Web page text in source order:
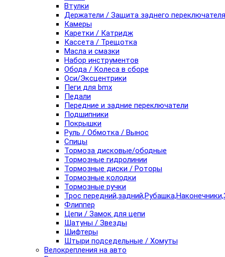
Втулки
Держатели / Защита заднего переключателя
Камеры
Каретки / Катридж
Кассета / Трещотка
Масла и смазки
Набор инструментов
Обода / Колеса в сборе
Оси/Эксцентрики
Пеги для bmx
Педали
Передние и задние переключатели
Подшипники
Покрышки
Руль / Обмотка / Вынос
Спицы
Тормоза дисковые/ободные
Тормозные гидролинии
Тормозные диски / Роторы
Тормозные колодки
Тормозные ручки
Трос
Флиппер
Цепи / Замок для цепи
Шатуны / Звезды
Шифтеры
Штыри подседельные / Хомуты
Велокрепления на авто